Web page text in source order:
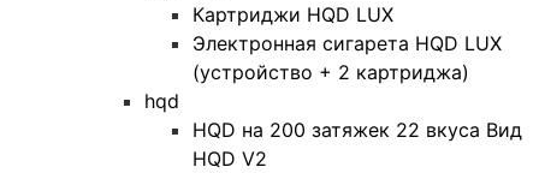
Картриджи HQD LUX
Электронная сигарета HQD LUX
(устройство + 2 картриджа)
hqd
HQD на 200 затяжек 22 вкуса Вид
HQD V2